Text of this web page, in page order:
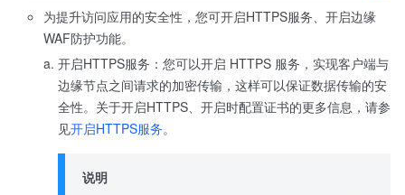
为提升访问应用的安全性，您可开启HTTPS服务、开启边缘
WAF防护功能。
开启HTTPS服务：您可以开启 HTTPS 服务，实现客户端与
边缘节点之间请求的加密传输，这样可以保证数据传输的安
全性。关于开启HTTPS、开启时配置证书的更多信息，请参
见开启HTTPS服务。
说明